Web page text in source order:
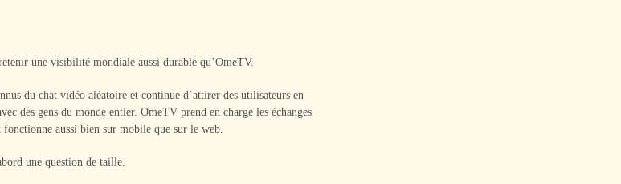
une visibilité mondiale aussi durable qu’OmeTV.
du chat vidéo aléatoire et continue d’attirer des utilisateurs en
des gens du monde entier. OmeTV prend en charge les échanges
aussi bien sur mobile que sur le web.
une question de taille.